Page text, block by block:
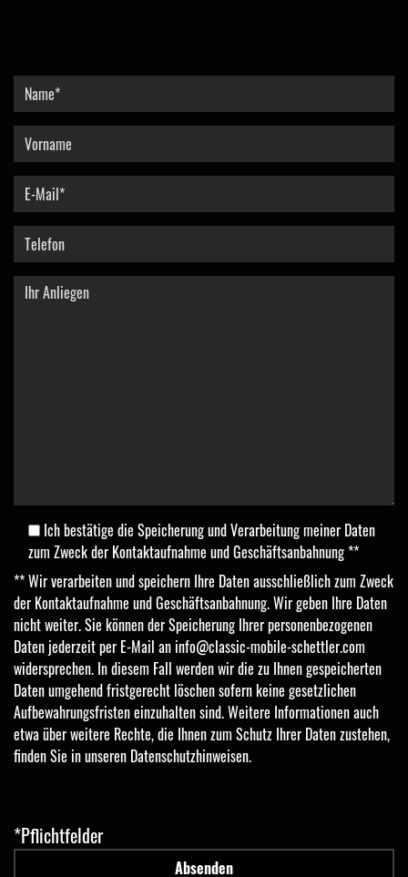
Ich bestätige die Speicherung und Verarbeitung meiner Daten
zum Zweck der Kontaktaufnahme und Geschäftsanbahnung **
** Wir verarbeiten und speichern Ihre Daten ausschließlich zum Zweck
der Kontaktaufnahme und Geschäftsanbahnung. Wir geben Ihre Daten
nicht weiter. Sie können der Speicherung Ihrer personenbezogenen
Daten jederzeit per E-Mail an info@classic-mobile-schettler.com
widersprechen. In diesem Fall werden wir die zu Ihnen gespeicherten
Daten umgehend fristgerecht löschen sofern keine gesetzlichen
Aufbewahrungsfristen einzuhalten sind. Weitere Informationen auch
etwa über weitere Rechte, die Ihnen zum Schutz Ihrer Daten zustehen,
finden Sie in unseren Datenschutzhinweisen.
*Pflichtfelder